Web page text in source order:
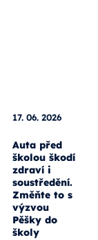
17. 06. 2026
Auta před
školou škodí
zdraví i
soustředění.
Změňte to s
výzvou
Pěšky do
školy